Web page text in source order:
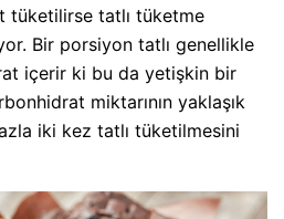
tüketilirse tatlı tüketme
Bir porsiyon tatlı genellikle
içerir ki bu da yetişkin bir
miktarının yaklaşık
iki kez tatlı tüketilmesini